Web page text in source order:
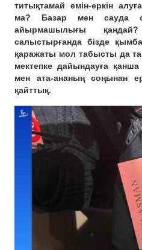
титықтамай емін-еркін
ма? Базар мен сауда
айырмашылығы
салыстырғанда бізде
қаражаты мол табысты да
мектепке дайындауға
мен ата-ананың соңынан
қайттық.